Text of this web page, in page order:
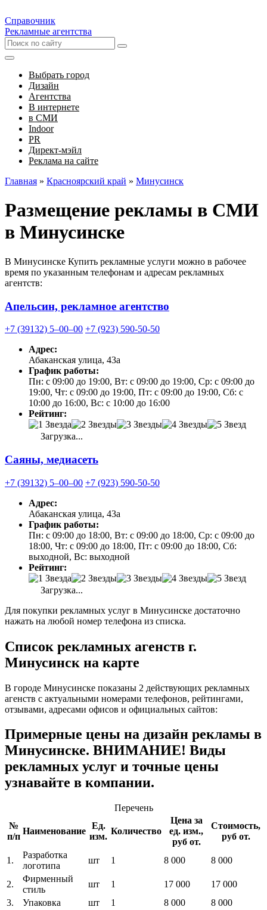
Справочник
Рекламные агентства
Выбрать город
Дизайн
Агентства
В интернете
в СМИ
Indoor
PR
Директ-мэйл
Реклама на сайте
Главная » Красноярский край » Минусинск
Размещение рекламы в СМИ
в Минусинске
В Минусинске Купить рекламные услуги можно в рабочее
время по указанным телефонам и адресам рекламных
агентств:
Апельсин, рекламное агентство
+7 (39132) 5‒00‒00 +7 (923) 590-50-50
Адрес:
Абаканская улица, 43а
График работы:
Пн: с 09:00 до 19:00, Вт: с 09:00 до 19:00, Ср: с 09:00 до
19:00, Чт: с 09:00 до 19:00, Пт: с 09:00 до 19:00, Сб: с
10:00 до 16:00, Вс: с 10:00 до 16:00
Рейтинг:
Загрузка...
Саяны, медиасеть
+7 (39132) 5‒00‒00 +7 (923) 590-50-50
Адрес:
Абаканская улица, 43а
График работы:
Пн: с 09:00 до 18:00, Вт: с 09:00 до 18:00, Ср: с 09:00 до
18:00, Чт: с 09:00 до 18:00, Пт: с 09:00 до 18:00, Сб:
выходной, Вс: выходной
Рейтинг:
Загрузка...
Для покупки рекламных услуг в Минусинске достаточно
нажать на любой номер телефона из списка.
Список рекламных агенств г.
Минусинск на карте
В городе Минусинске показаны 2 действующих рекламных
агенств с актуальными номерами телефонов, рейтингами,
отзывами, адресами офисов и официальных сайтов:
Примерные цены на дизайн рекламы в
Минусинске. ВНИМАНИЕ! Виды
рекламных услуг и точные цены
узнавайте в компании.
Перечень
№
п/п
Наименование
Ед.
изм.
Количество
Цена за
ед. изм.,
руб от.
Стоимость,
руб от.
1.
Разработка
логотипа
шт 1 8 000 8 000
2.
Фирменный
стиль
шт 1 17 000
17 000
3.
Упаковка шт 1 8 000
8 000